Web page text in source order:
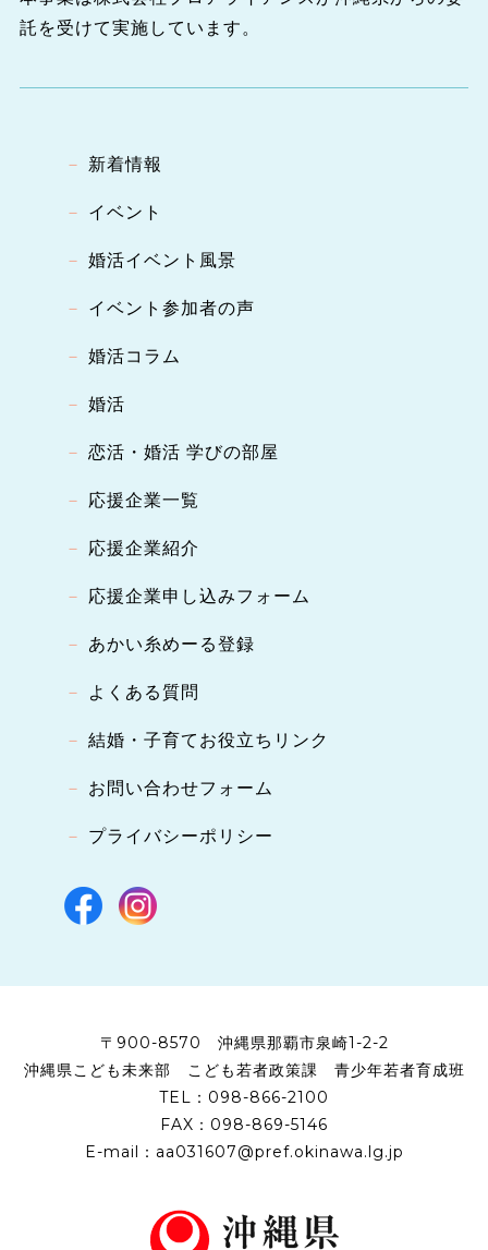
託を受けて実施しています。
新着情報
イベント
婚活イベント風景
イベント参加者の声
婚活コラム
婚活
恋活・婚活 学びの部屋
応援企業一覧
応援企業紹介
応援企業申し込みフォーム
あかい糸めーる登録
よくある質問
結婚・子育てお役立ちリンク
お問い合わせフォーム
プライバシーポリシー
〒900-8570 沖縄県那覇市泉崎1-2-2
沖縄県こども未来部 こども若者政策課 青少年若者育成班
TEL： 098-866-2100
FAX：098-869-5146
E-mail： aa031607@pref.okinawa.lg.jp